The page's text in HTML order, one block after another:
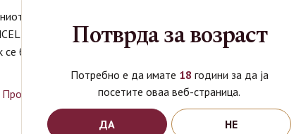
период бараме лесни и освежителни пијалаци, а
SPRITZ е токму таков коктел. Овој освежителен
се базира…
Прочитај повеќе
Потврда за возраст
Потребно е да имате 18 години за да ја
посетите оваа веб-страница.
ДА НЕ